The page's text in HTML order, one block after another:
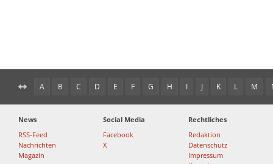
A B C D E F G H I J K L M
News
RSS-Feed
Nachrichten
Magazin
Social Media
Facebook
X
Rechtliches
Redaktion
Datenschutz
Impressum